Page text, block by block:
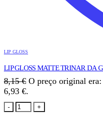
LIP GLOSS
LIP GLOSS MATTE TRINAR DA
8,15€ O preço original
6,93 €.
- +